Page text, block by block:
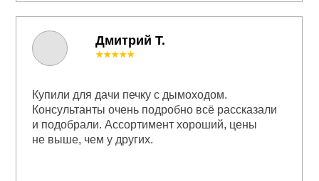
★★★★★
Купили для дачи печку с дымоходом.
Консультанты очень подробно всё рассказали
и подобрали. Ассортимент хороший, цены
не выше, чем у других.
Дмитрий Т.